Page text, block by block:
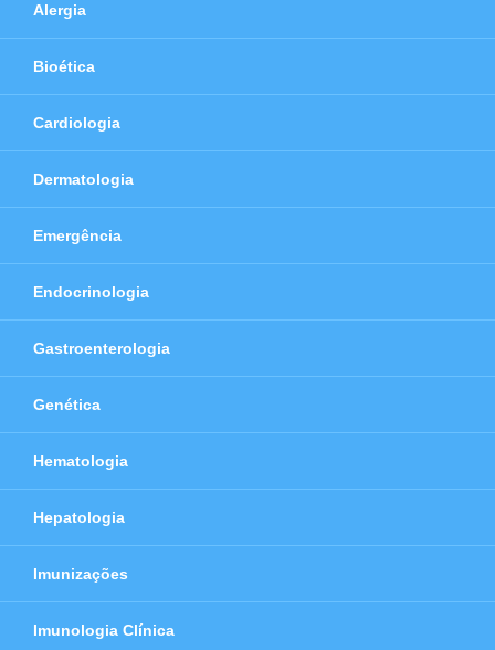
Alergia
Bioética
Cardiologia
Dermatologia
Emergência
Endocrinologia
Gastroenterologia
Genética
Hematologia
Hepatologia
Imunizações
Imunologia Clínica